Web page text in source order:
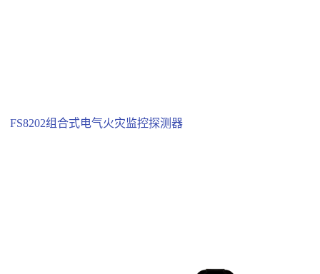
FS8202组合式电气火灾监控探测器